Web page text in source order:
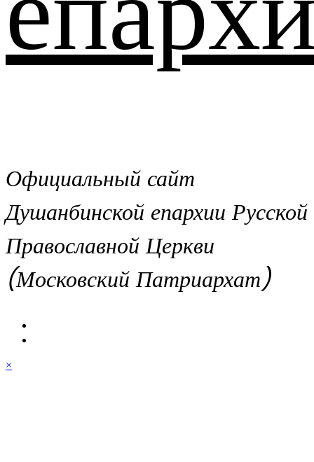
Официальный сайт
Душанбинской епархии Русской
Православной Церкви
(Московский Патриархат)
×